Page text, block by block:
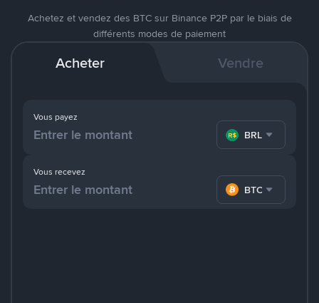
Achetez et vendez des BTC sur Binance P2P par le biais de
différents modes de paiement
Acheter Vendre
Vous payez
BRL
Vous recevez
BTC